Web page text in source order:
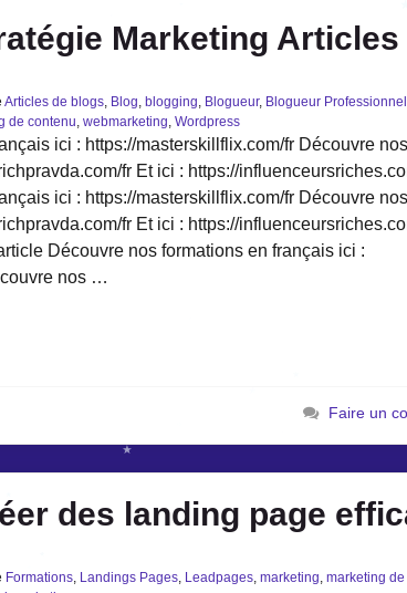
Marketing Articles
Articles de blogs, Blog, blogging, Blogueur, Blogueur Professionnel
de contenu, webmarketing, Wordpress
ici : https://masterskillflix.com/fr Découvre nos
fr Et ici : https://
ici : https://masterskillflix.com/fr Découvre nos
fr Et ici : https://
Découvre nos formations en français ici :
nos …
Faire un
des landing page
Formations, Landings Pages, Leadpages, marketing, marketing